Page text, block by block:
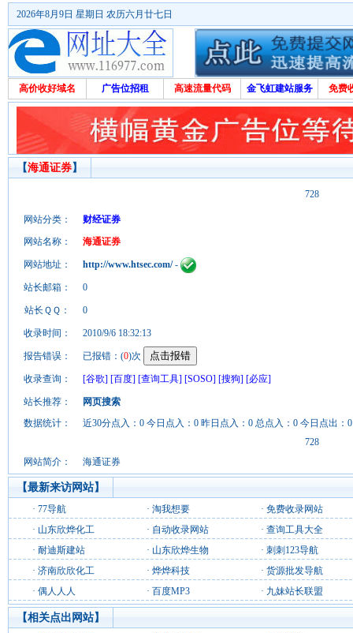
2026年8月9日 星期日 农历六月廿七日
高价收好域名 广告位招租 高速流量代码 金飞虹建站服务 免费
【海通证券】
728
网站分类：
财经证券
网站名称：
海通证券
网站地址： http://www.htsec.com/-
站长邮箱： 0
站长ＱＱ： 0
收录时间： 2010/9/6 18:32:13
报告错误： 已报错：(0)次
收录查询： [谷歌] [百度] [查询工具] [SOSO] [搜狗] [必应]
站长推荐：
网页搜索
数据统计：
近30分点入：0 今日点入：0 昨日点入：0 总点入：0 今日点出：
728
网站简介：
海通证券
【最新来访网站】
· 77导航 · 淘我想要 · 免费收录网站
· 山东欣烨化工 · 自动收录网站 · 查询工具大全
· 耐迪斯建站 · 山东欣烨生物 · 刺刺123导航
· 济南欣欣化工 · 烨烨科技 · 货源批发导航
· 偶人人人 · 百度MP3 · 九妹站长联盟
【相关点出网站】